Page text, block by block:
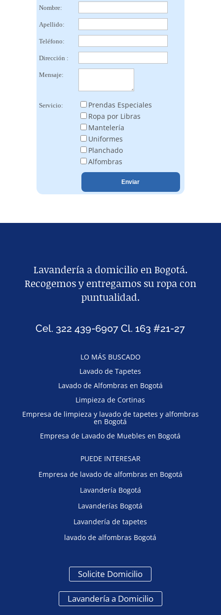
Nombre:
Apellido:
Teléfono:
Dirección :
Mensaje:
Servicio:
Prendas Especiales
Ropa por Libras
Mantelería
Uniformes
Planchado
Alfombras
Lavandería a domicilio en Bogotá.
Recogemos y entregamos su ropa con
puntualidad.
Cel. 322 439-6907 Cl. 163 #21-27
LO MÁS BUSCADO
Lavado de Tapetes
Lavado de Alfombras en Bogotá
Limpieza de Cortinas
Empresa de limpieza y lavado de tapetes y alfombras
en Bogotá
Empresa de Lavado de Muebles en Bogotá
PUEDE INTERESAR
Empresa de lavado de alfombras en Bogotá
Lavandería Bogotá
Lavanderías Bogotá
Lavandería de tapetes
lavado de alfombras Bogotá
Solicite Domicilio
Lavandería a Domicilio